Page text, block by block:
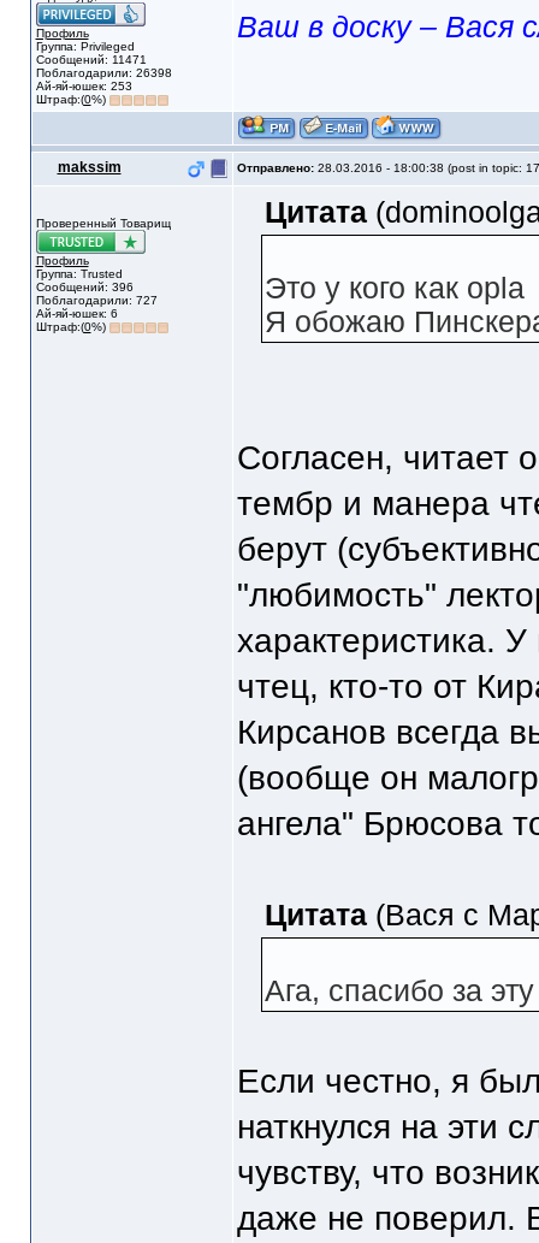
Профиль
Группа: Privileged
Сообщений: 11471
Поблагодарили: 26398
Ай-яй-юшек: 253
Штраф:(0%)
Ваш в доску – Вася
makssim Отправлено: 28.03.2016 - 18:00:38 (post in topic:
Проверенный Товарищ
Профиль
Группа: Trusted
Сообщений: 396
Поблагодарили: 727
Ай-яй-юшек: 6
Штраф:(0%)
Цитата
Это у кого как opla
Я обожаю
Согласен, читает
тембр и манера
берут
"любимость"
характеристика.
чтец, кто-то от
Кирсанов всегда
(вообще он
ангела" Брюсова
Цитата(Вася с
Ага, спасибо за
Если честно, я
наткнулся на эти
чувству, что
даже не поверил.